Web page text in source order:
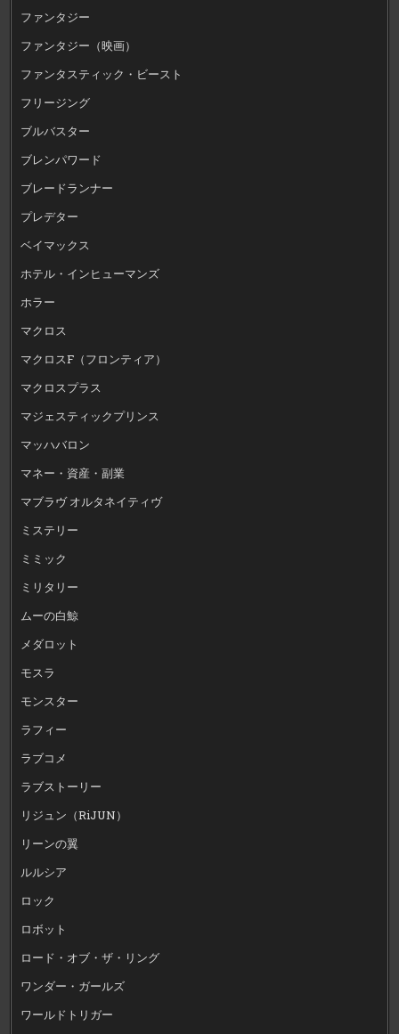
ファンタジー
ファンタジー（映画）
ファンタスティック・ビースト
フリージング
ブルバスター
ブレンパワード
ブレードランナー
プレデター
ベイマックス
ホテル・インヒューマンズ
ホラー
マクロス
マクロスF（フロンティア）
マクロスプラス
マジェスティックプリンス
マッハバロン
マネー・資産・副業
マブラヴ オルタネイティヴ
ミステリー
ミミック
ミリタリー
ムーの白鯨
メダロット
モスラ
モンスター
ラフィー
ラブコメ
ラブストーリー
リジュン（RiJUN）
リーンの翼
ルルシア
ロック
ロボット
ロード・オブ・ザ・リング
ワンダー・ガールズ
ワールドトリガー